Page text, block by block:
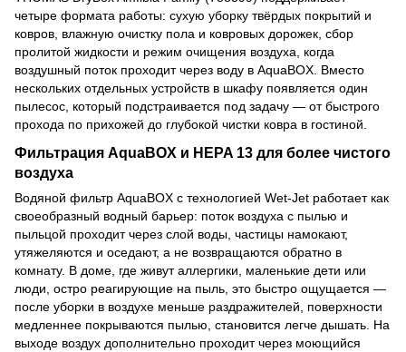
четыре формата работы: сухую уборку твёрдых покрытий и
ковров, влажную очистку пола и ковровых дорожек, сбор
пролитой жидкости и режим очищения воздуха, когда
воздушный поток проходит через воду в AquaBOX. Вместо
нескольких отдельных устройств в шкафу появляется один
пылесос, который подстраивается под задачу — от быстрого
прохода по прихожей до глубокой чистки ковра в гостиной.
Фильтрация AquaBOX и HEPA 13 для более чистого
воздуха
Водяной фильтр AquaBOX с технологией Wet-Jet работает как
своеобразный водный барьер: поток воздуха с пылью и
пыльцой проходит через слой воды, частицы намокают,
утяжеляются и оседают, а не возвращаются обратно в
комнату. В доме, где живут аллергики, маленькие дети или
люди, остро реагирующие на пыль, это быстро ощущается —
после уборки в воздухе меньше раздражителей, поверхности
медленнее покрываются пылью, становится легче дышать. На
выходе воздух дополнительно проходит через моющийся